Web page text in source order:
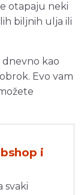
otapaju neki
biljnih ulja ili
kao
Evo vam
i
svaki